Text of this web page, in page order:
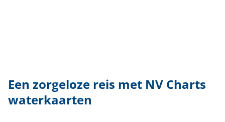
Een zorgeloze reis met NV Charts
waterkaarten